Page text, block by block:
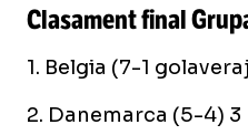
Clasament final
1. Belgia (7-1
2. Danemarca (5-4) 3